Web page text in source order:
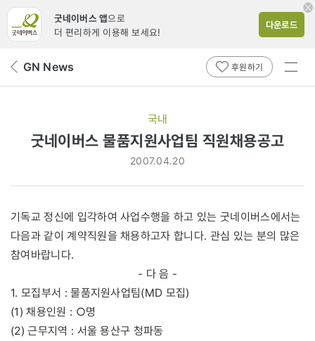
굿네이버스 앱으로
더 편리하게 이용해 보세요!
다운로드
뒤 GN News 후원하기
전체
국내
굿네이버스 물품지원사업팀 직원채용공고
2007.04.20
기독교 정신에 입각하여 사업수행을 하고 있는 굿네이버스에서는
다음과 같이 계약직원을 채용하고자 합니다. 관심 있는 분의 많은
참여바랍니다.
- 다 음 -
1. 모집부서 : 물품지원사업팀(MD 모집)
(1) 채용인원 : ○명
(2) 근무지역 : 서울 용산구 청파동